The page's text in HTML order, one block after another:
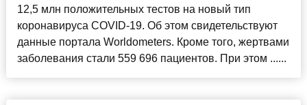
12,5 млн положительных тестов на новый тип
коронавируса COVID-19. Об этом свидетельствуют
данные портала Worldometers. Кроме того, жертвами
заболевания стали 559 696 пациентов. При этом ......